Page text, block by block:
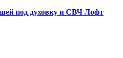
под духовку и СВЧ Лофт